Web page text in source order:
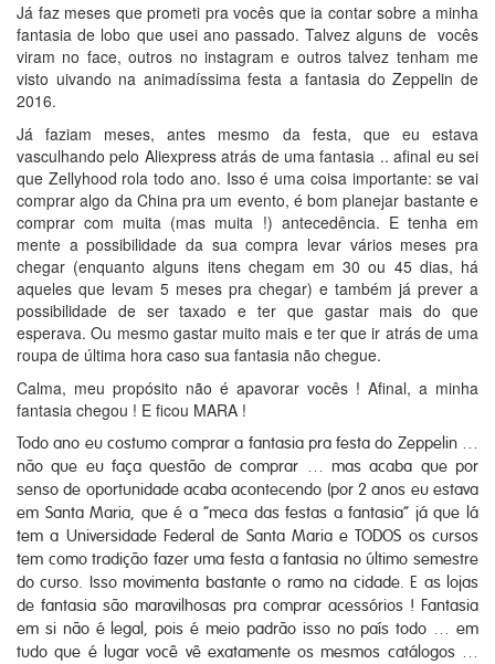
Já faz meses que prometi pra vocês que ia contar sobre a minha
fantasia de lobo que usei ano passado. Talvez alguns de vocês
viram no face, outros no instagram e outros talvez tenham me
visto uivando na animadíssima festa a fantasia do Zeppelin de
2016.
Já faziam meses, antes mesmo da festa, que eu estava
vasculhando pelo Aliexpress atrás de uma fantasia .. afinal eu sei
que Zellyhood rola todo ano. Isso é uma coisa importante: se vai
comprar algo da China pra um evento, é bom planejar bastante e
comprar com muita (mas muita !) antecedência. E tenha em
mente a possibilidade da sua compra levar vários meses pra
chegar (enquanto alguns itens chegam em 30 ou 45 dias, há
aqueles que levam 5 meses pra chegar) e também já prever a
possibilidade de ser taxado e ter que gastar mais do que
esperava. Ou mesmo gastar muito mais e ter que ir atrás de uma
roupa de última hora caso sua fantasia não chegue.
Calma, meu propósito não é apavorar vocês ! Afinal, a minha
fantasia chegou ! E ficou MARA !
Todo ano eu costumo comprar a fantasia pra festa do Zeppelin …
não que eu faça questão de comprar … mas acaba que por
senso de oportunidade acaba acontecendo (por 2 anos eu estava
em Santa Maria, que é a “meca das festas a fantasia” já que lá
tem a Universidade Federal de Santa Maria e TODOS os cursos
tem como tradição fazer uma festa a fantasia no último semestre
do curso. Isso movimenta bastante o ramo na cidade. E as lojas
de fantasia são maravilhosas pra comprar acessórios ! Fantasia
em si não é legal, pois é meio padrão isso no país todo … em
tudo que é lugar você vê exatamente os mesmos catálogos …